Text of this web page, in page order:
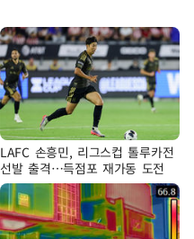
LAFC 손흥민, 리그스컵 톨루카전
선발 출격…득점포 재가동 도전